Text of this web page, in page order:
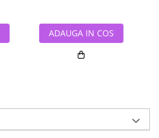
ADAUGA IN COS